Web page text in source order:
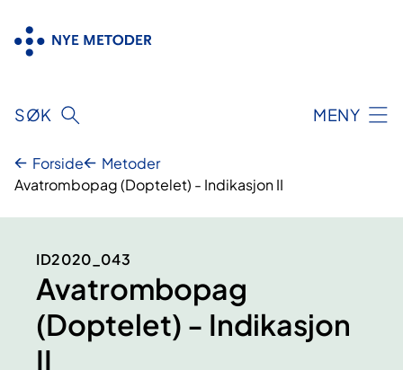
innhold
SØK MENY
Forside
Metoder
Avatrombopag (Doptelet) - Indikasjon II
ID2020_043
Avatrombopag
(Doptelet) - Indikasjon
II